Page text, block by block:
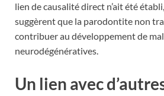
lien de causalité direct n’ait été
suggèrent que la parodontite non
contribuer au développement de
neurodégénératives.
Un lien avec